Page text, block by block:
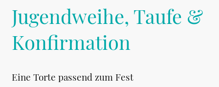
Jugendweihe, Taufe &
Konfirmation
Eine Torte passend zum Fest